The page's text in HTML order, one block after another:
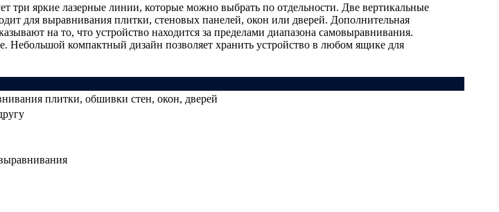
три яркие лазерные линии, которые можно выбрать по отдельности. Две вертикальные
для выравнивания плитки, стеновых панелей, окон или дверей. Дополнительная
на то, что устройство находится за пределами диапазона самовыравнивания.
Небольшой компактный дизайн позволяет хранить устройство в любом ящике для
плитки, обшивки стен, окон, дверей